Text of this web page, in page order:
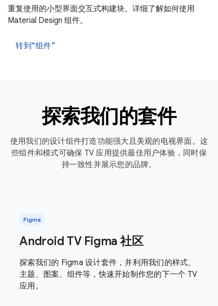
重复使用的小型界面交互式构建块。详细了解如何使用
Material Design 组件。
转到“组件”
探索我们的套件
使用我们的设计组件打造功能强大且美观的电视界面。这
些组件和模式可确保 TV 应用提供最佳用户体验，同时保
持一致性并展示您的品牌。
Figma
Android TV Figma 社区
探索我们的 Figma 设计套件，并利用我们的样式、
主题、图案、组件等，快速开始制作您的下一个 TV
应用。